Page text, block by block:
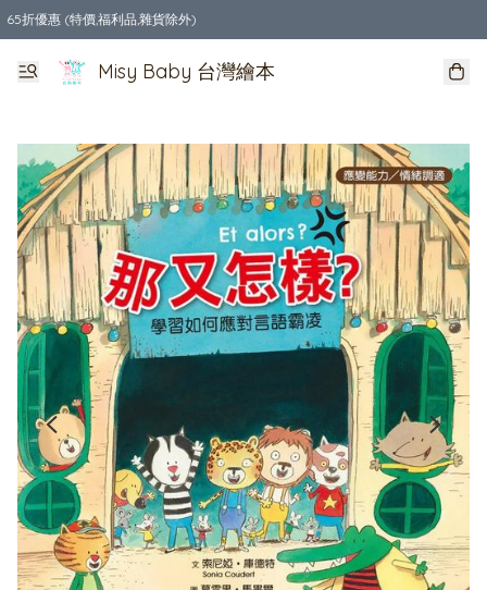
65折優惠 (特價,福利品,雜貨除外)
全店購物滿$550，免運費
Misy Baby 台灣繪本